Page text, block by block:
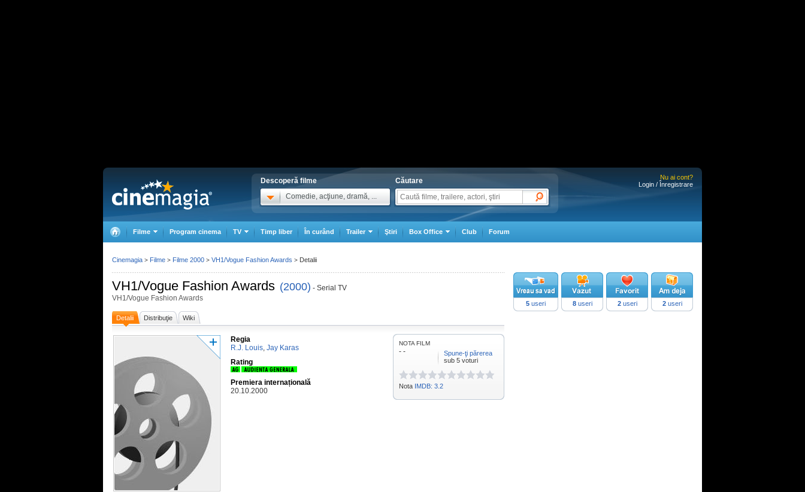
Descoperă filme
Comedie, acţiune, dramă, ...
Căutare
Nu ai cont?
Login / Înregistrare
Filme Program cinema TV Timp liber În curând Trailer Ştiri Box Office Club Forum
VH1/Vogue Fashion Awards (2000) - Serial TV
VH1/Vogue Fashion Awards
Detalii Distribuţie Wiki
Regia
R.J. Louis, Jay Karas
Rating
Premiera internațională
20.10.2000
NOTA FILM
- -
Spune-ţi părerea
sub 5 voturi
Nota IMDB: 3.2
5 useri 8useri 2useri 2useri
Cinemagia > Filme > Filme 2000 > VH1/Vogue Fashion Awards > Detalii